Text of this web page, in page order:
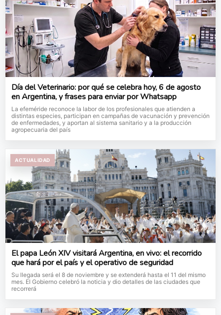
Día del Veterinario: por qué se celebra hoy, 6 de agosto
en Argentina, y frases para enviar por Whatsapp
La efeméride reconoce la labor de los profesionales que atienden a
distintas especies, participan en campañas de vacunación y prevención
de enfermedades, y aportan al sistema sanitario y a la producción
agropecuaria del país
ACTUALIDAD
El papa León XIV visitará Argentina, en vivo: el recorrido
que hará por el país y el operativo de seguridad
Su llegada será el 8 de noviembre y se extenderá hasta el 11 del mismo
mes. El Gobierno celebró la noticia y dio detalles de las ciudades que
recorrerá